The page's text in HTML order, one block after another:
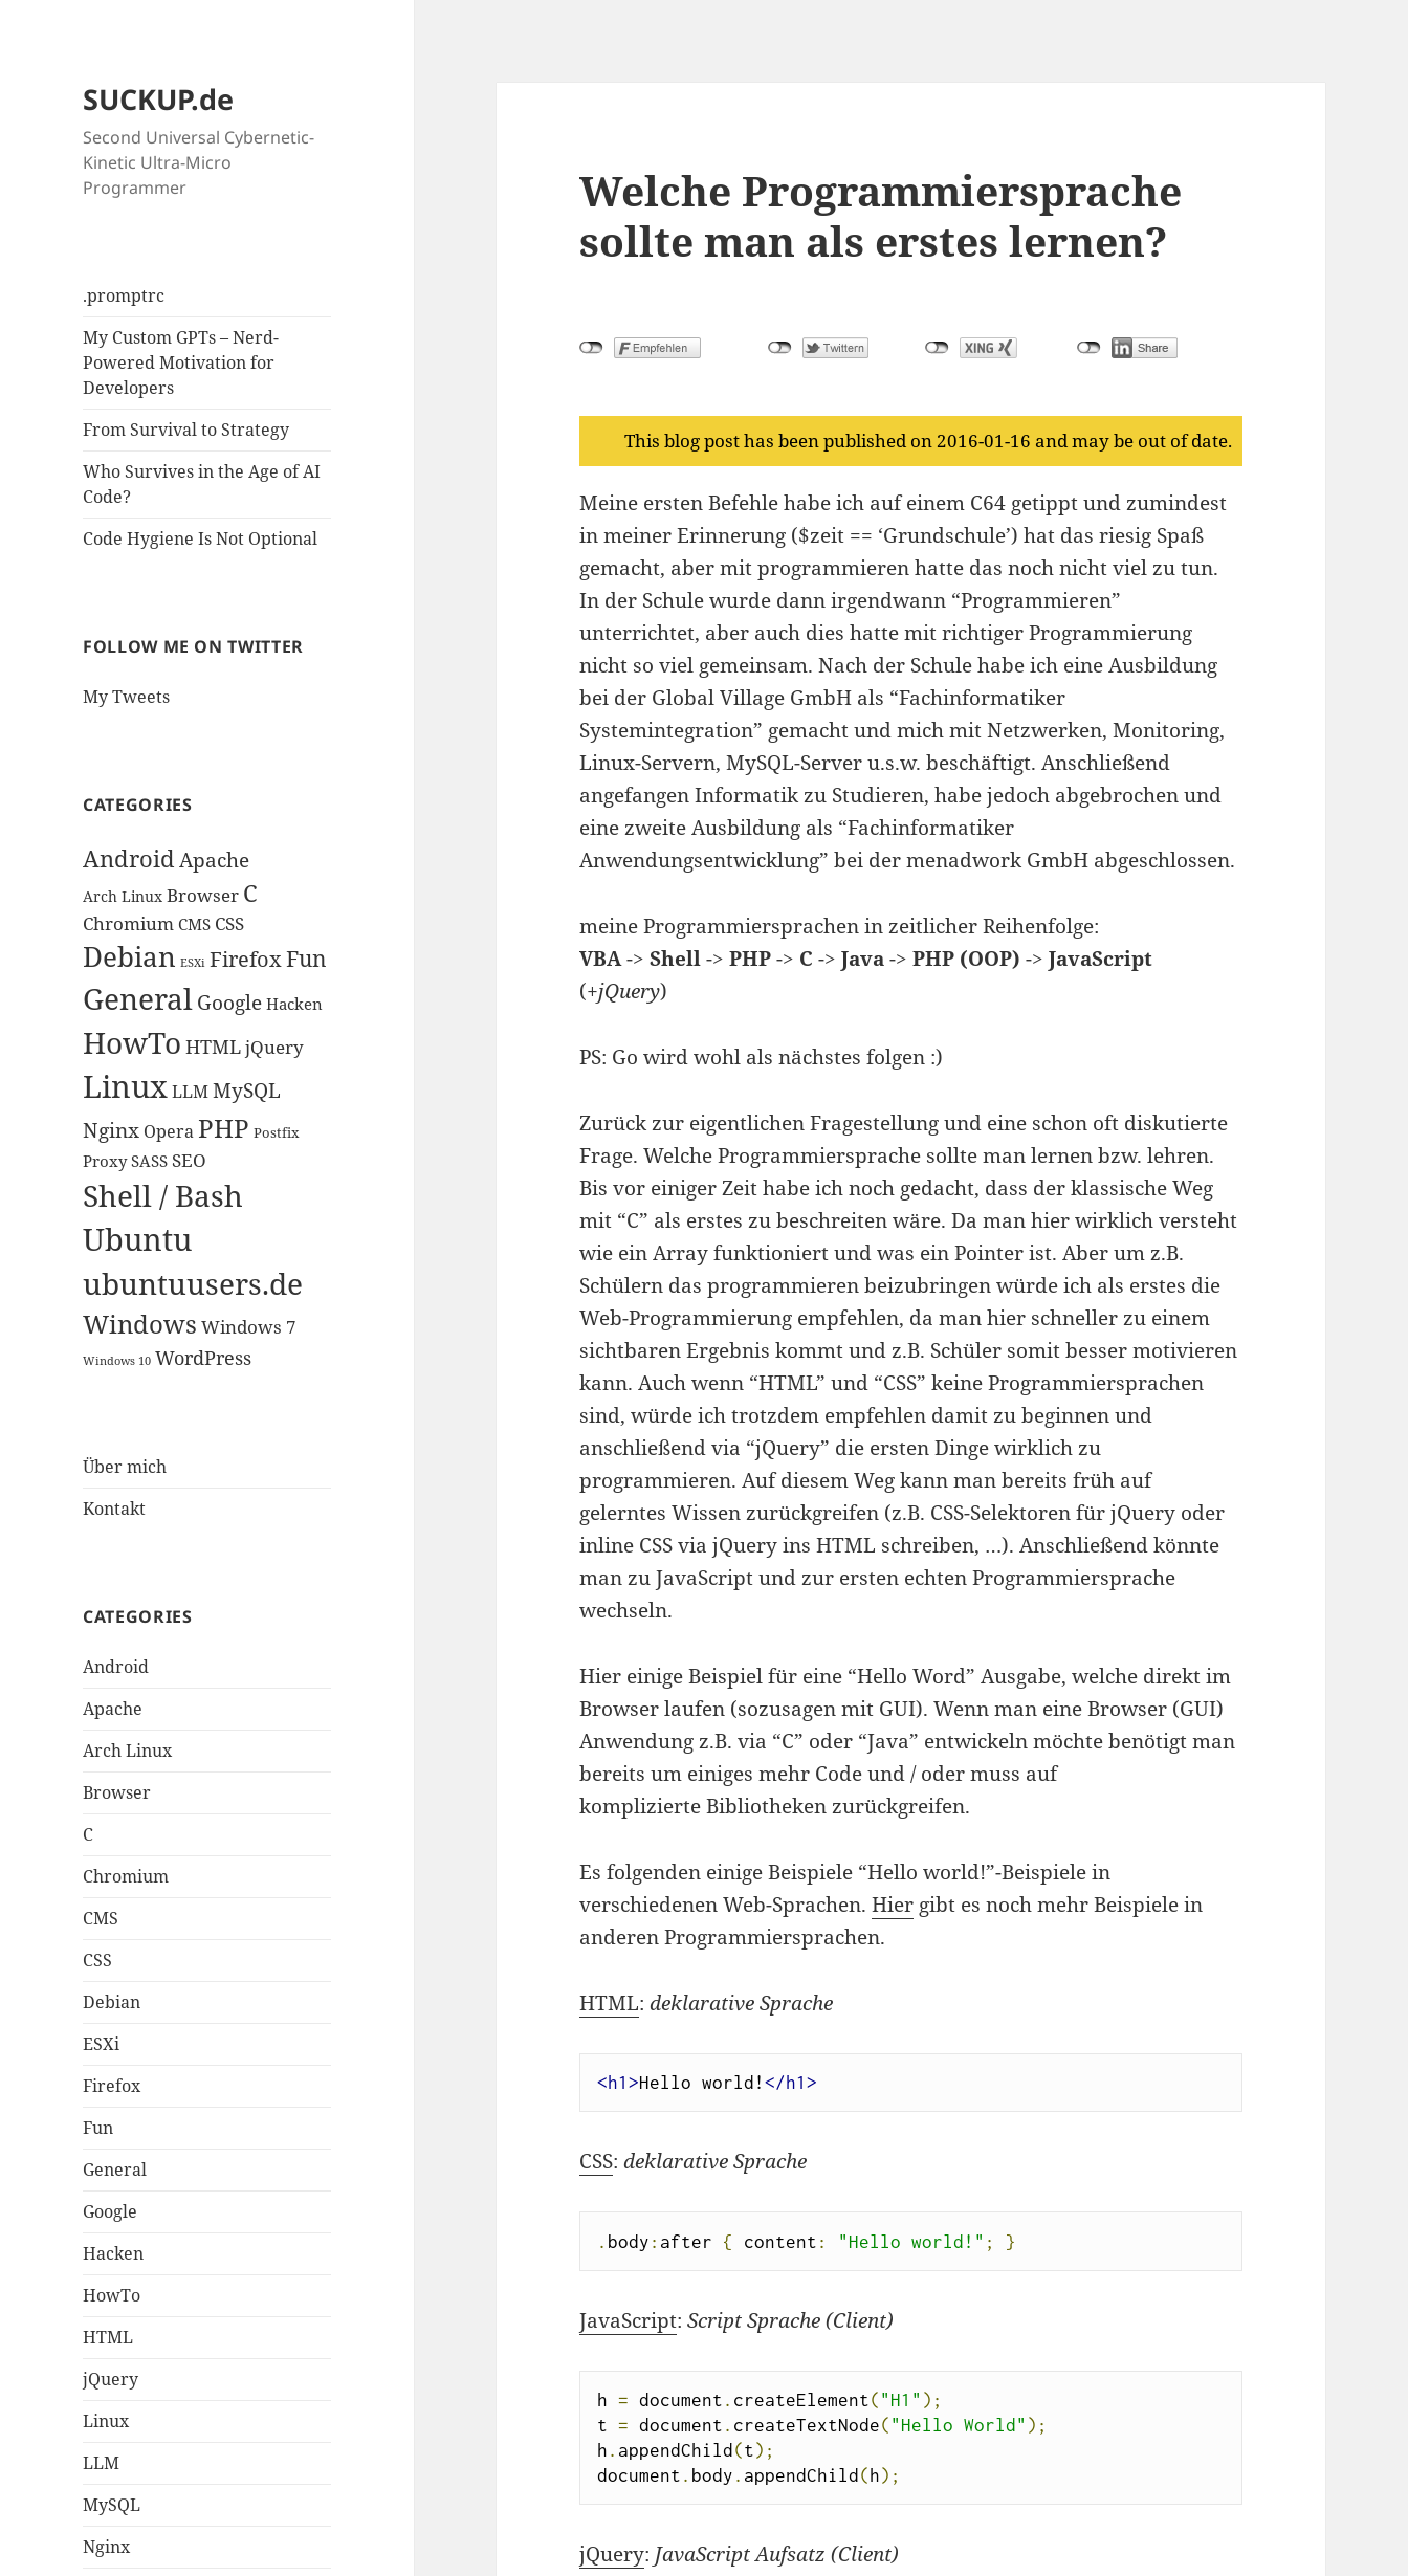
SUCKUP.de
Second Universal Cybernetic-
Kinetic Ultra-Micro
Programmer
.promptrc
My Custom GPTs – Nerd-
Powered Motivation for
Developers
From Survival to Strategy
Who Survives in the Age of AI
Code?
Code Hygiene Is Not Optional
FOLLOW ME ON TWITTER
My Tweets
CATEGORIES
AndroidApache
Arch Linux Browser C
Chromium CMS CSS
Debian ESXi FirefoxFun
GeneralGoogle Hacken
HowTo HTMLjQuery
LinuxLLMMySQL
Nginx Opera PHP Postfix
Proxy SASS SEO
Shell / Bash
Ubuntu
ubuntuusers.de
Windows Windows 7
Windows 10 WordPress
Über mich
Kontakt
CATEGORIES
Android
Apache
Arch Linux
Browser
C
Chromium
CMS
CSS
Debian
ESXi
Firefox
Fun
General
Google
Hacken
HowTo
HTML
jQuery
Linux
LLM
MySQL
Nginx
Welche Programmiersprache
sollte man als erstes lernen?
This blog post has been published on 2016-01-16 and may be out of date.
Meine ersten Befehle habe ich auf einem C64 getippt und zumindest
in meiner Erinnerung ($zeit == ‘Grundschule’) hat das riesig Spaß
gemacht, aber mit programmieren hatte das noch nicht viel zu tun.
In der Schule wurde dann irgendwann “Programmieren”
unterrichtet, aber auch dies hatte mit richtiger Programmierung
nicht so viel gemeinsam. Nach der Schule habe ich eine Ausbildung
bei der Global Village GmbH als “Fachinformatiker
Systemintegration” gemacht und mich mit Netzwerken, Monitoring,
Linux-Servern, MySQL-Server u.s.w. beschäftigt. Anschließend
angefangen Informatik zu Studieren, habe jedoch abgebrochen und
eine zweite Ausbildung als “Fachinformatiker
Anwendungsentwicklung” bei der menadwork GmbH abgeschlossen.
meine Programmiersprachen in zeitlicher Reihenfolge:
VBA->Shell->PHP-> C ->Java->PHP (OOP) ->JavaScript
(+jQuery)
PS: Go wird wohl als nächstes folgen :)
Zurück zur eigentlichen Fragestellung und eine schon oft diskutierte
Frage. Welche Programmiersprache sollte man lernen bzw. lehren.
Bis vor einiger Zeit habe ich noch gedacht, dass der klassische Weg
mit “C” als erstes zu beschreiten wäre. Da man hier wirklich versteht
wie ein Array funktioniert und was ein Pointer ist. Aber um z.B.
Schülern das programmieren beizubringen würde ich als erstes die
Web-Programmierung empfehlen, da man hier schneller zu einem
sichtbaren Ergebnis kommt und z.B. Schüler somit besser motivieren
kann. Auch wenn “HTML” und “CSS” keine Programmiersprachen
sind, würde ich trotzdem empfehlen damit zu beginnen und
anschließend via “jQuery” die ersten Dinge wirklich zu
programmieren. Auf diesem Weg kann man bereits früh auf
gelerntes Wissen zurückgreifen (z.B. CSS-Selektoren für jQuery oder
inline CSS via jQuery ins HTML schreiben, …). Anschließend könnte
man zu JavaScript und zur ersten echten Programmiersprache
wechseln.
Hier einige Beispiel für eine “Hello Word” Ausgabe, welche direkt im
Browser laufen (sozusagen mit GUI). Wenn man eine Browser (GUI)
Anwendung z.B. via “C” oder “Java” entwickeln möchte benötigt man
bereits um einiges mehr Code und / oder muss auf
komplizierte Bibliotheken zurückgreifen.
Es folgenden einige Beispiele “Hello world!”-Beispiele in
verschiedenen Web-Sprachen.Hier gibt es noch mehr Beispiele in
anderen Programmiersprachen.
HTML:deklarative Sprache
<h1>Hello world! </h1>
CSS:deklarative Sprache
. body : after { content : "Hello world!" ; }
JavaScript:Script Sprache (Client)
h = document . createElement( "H1" );
t = document . createTextNode( "Hello World" );
h . appendChild(t);
document . body . appendChild(h);
jQuery: JavaScript Aufsatz (Client)